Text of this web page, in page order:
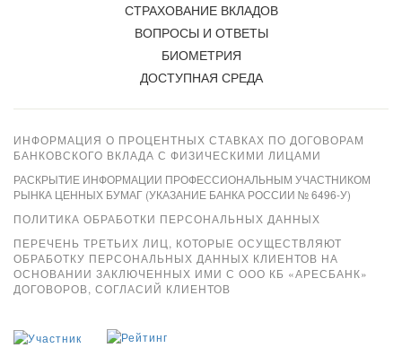
СТРАХОВАНИЕ ВКЛАДОВ
ВОПРОСЫ И ОТВЕТЫ
БИОМЕТРИЯ
ДОСТУПНАЯ СРЕДА
ИНФОРМАЦИЯ О ПРОЦЕНТНЫХ СТАВКАХ ПО ДОГОВОРАМ
БАНКОВСКОГО ВКЛАДА С ФИЗИЧЕСКИМИ ЛИЦАМИ
РАСКРЫТИЕ ИНФОРМАЦИИ ПРОФЕССИОНАЛЬНЫМ УЧАСТНИКОМ
РЫНКА ЦЕННЫХ БУМАГ (УКАЗАНИЕ БАНКА РОССИИ № 6496-У)
ПОЛИТИКА ОБРАБОТКИ ПЕРСОНАЛЬНЫХ ДАННЫХ
ПЕРЕЧЕНЬ ТРЕТЬИХ ЛИЦ, КОТОРЫЕ ОСУЩЕСТВЛЯЮТ
ОБРАБОТКУ ПЕРСОНАЛЬНЫХ ДАННЫХ КЛИЕНТОВ НА
ОСНОВАНИИ ЗАКЛЮЧЕННЫХ ИМИ С ООО КБ «АРЕСБАНК»
ДОГОВОРОВ, СОГЛАСИЙ КЛИЕНТОВ